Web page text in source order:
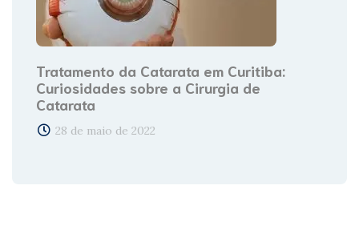
Tratamento da Catarata em Curitiba:
Curiosidades sobre a Cirurgia de
Catarata
28 de maio de 2022